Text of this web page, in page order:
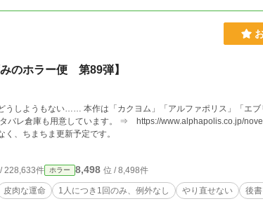
のホラー便 第89弾】
ァポリス」「エブリスタ」の３サイトで公
バレ倉庫も用意しています。 ⇒ https://www.alphapolis.co.jp/
、ちまちま更新予定です。
228,633件 ホラー 8,498 位 / 8,498件
皮肉な運命 1人につき1回のみ、例外なし やり直せない 後